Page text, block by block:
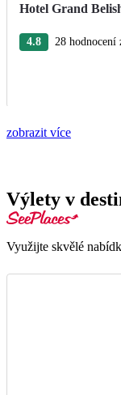
Hotel Grand
4.8 28 hodnocení
zobrazit více
Výlety v
Využijte skvělé